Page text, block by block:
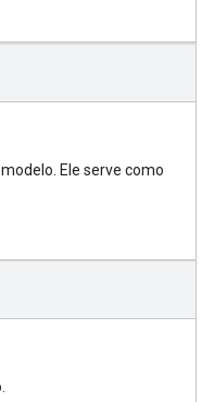
Ele serve como